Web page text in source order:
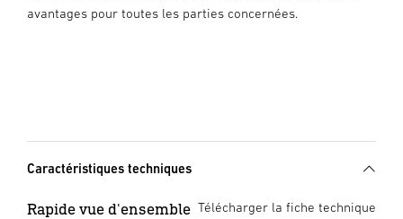
avantages pour toutes les parties concernées.
Caractéristiques techniques
Rapide vue d'ensemble Télécharger la fiche technique